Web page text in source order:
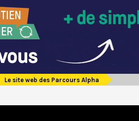
Le site web des Parcours Alpha